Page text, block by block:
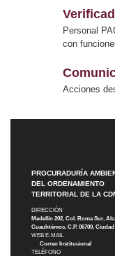
Personal
con
Acciones
PROCURADURÍA
DEL ORDENAMIENTO
TERRITORIAL DE LA
DIRECCIÓN
Medellín 202, Col. Roma Sur,
Cuauhtémoc, C.P. 06700,
WEB E-MAIL
Correo Institucional
TELÉFONO